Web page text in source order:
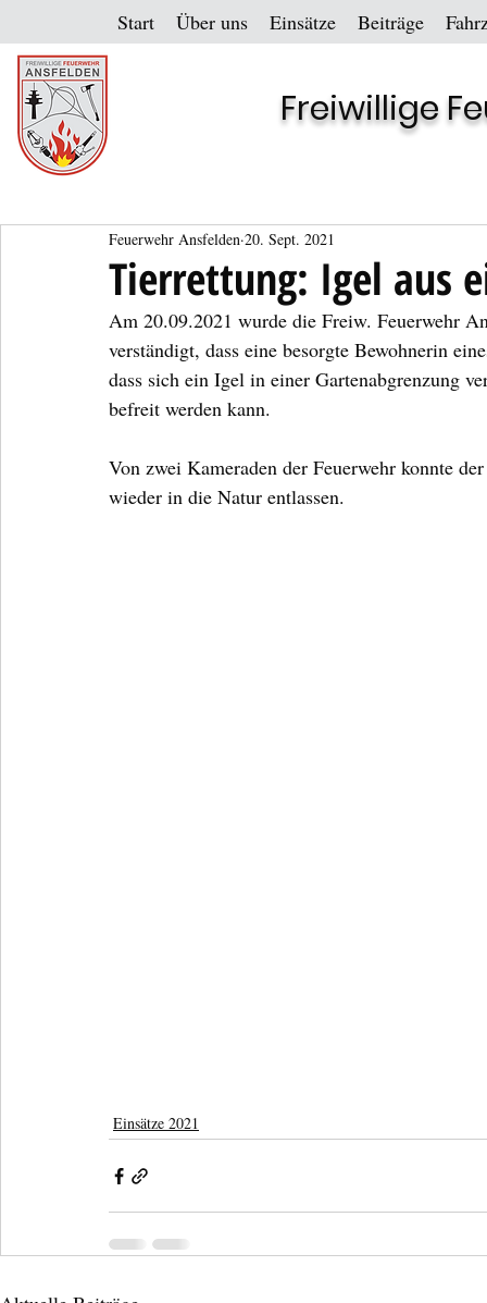
Start Über uns Einsätze Beiträge
Freiwillige
Tierrettung: Igel aus
Feuerwehr Ansfelden 20. Sept. 2021
Am 20.09.2021 wurde die Freiw. Feuerwehr
verständigt, dass eine besorgte Bewohnerin
dass sich ein Igel in einer Gartenabgrenzung
befreit werden kann.
Von zwei Kameraden der Feuerwehr konnte
wieder in die Natur entlassen.
Einsätze 2021